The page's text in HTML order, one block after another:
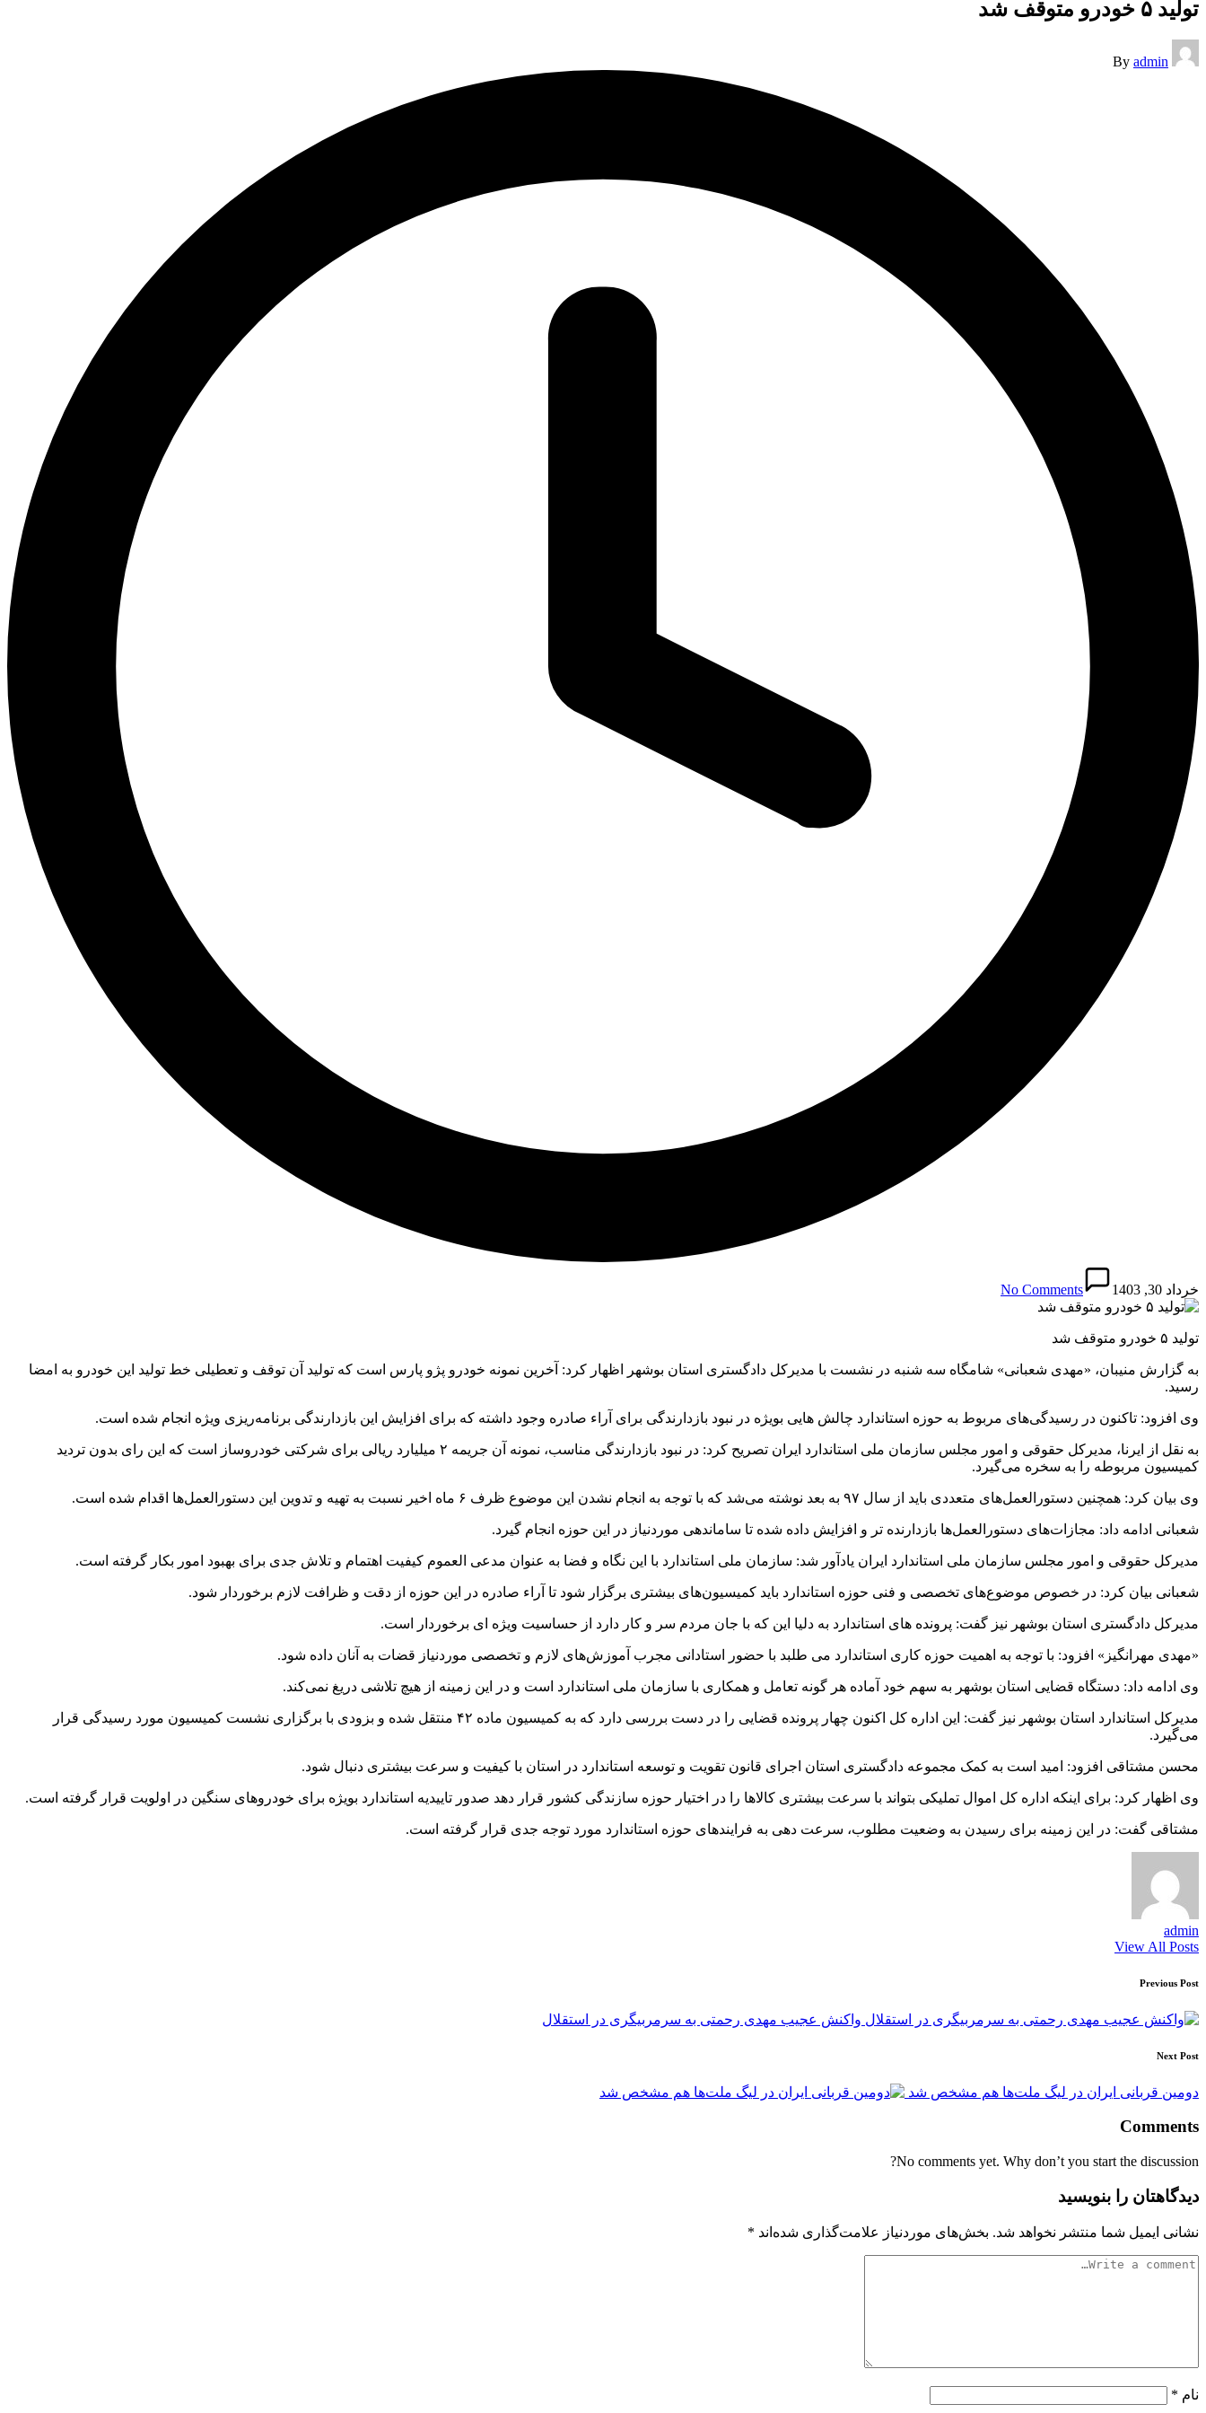
تولید ۵ خودرو متوقف شد
Posted
by
By admin
خرداد 30, 1403 No Comments
تولید ۵ خودرو متوقف شد
به گزارش منیبان، «مهدی شعبانی» شامگاه سه شنبه در نشست با مدیرکل دادگستری استان بوشهر اظهار کرد: آخرین نمونه خودرو پژو پارس است که تولید آن توقف و تعطیلی خط تولید این خودرو به امضا
رسید.
وی افزود: تاکنون در رسیدگی‌های مربوط به حوزه استاندارد چالش هایی بویژه در نبود بازدارندگی برای آراء صادره وجود داشته که برای افزایش این بازدارندگی برنامه‌ریزی ویژه انجام شده است.
به نقل از ایرنا، مدیرکل حقوقی و امور مجلس سازمان ملی استاندارد ایران تصریح کرد: در نبود بازدارندگی مناسب، نمونه آن جریمه ۲ میلیارد ریالی برای شرکتی خودروساز است که این رای بدون تردید
کمیسیون مربوطه را به سخره می‌گیرد.
وی بیان کرد: همچنین دستورالعمل‌های متعددی باید از سال ۹۷ به بعد نوشته می‌شد که با توجه به انجام نشدن این موضوع ظرف ۶ ماه اخیر نسبت به تهیه و تدوین این دستورالعمل‌ها اقدام شده است.
شعبانی ادامه داد: مجازات‌های دستورالعمل‌ها بازدارنده تر و افزایش داده شده تا ساماندهی موردنیاز در این حوزه انجام گیرد.
مدیرکل حقوقی و امور مجلس سازمان ملی استاندارد ایران یادآور شد: سازمان ملی استاندارد با این نگاه و فضا به عنوان مدعی العموم کیفیت اهتمام و تلاش جدی برای بهبود امور بکار گرفته است.
شعبانی بیان کرد: در خصوص موضوع‌های تخصصی و فنی حوزه استاندارد باید کمیسیون‌های بیشتری برگزار شود تا آراء صادره در این حوزه از دقت و ظرافت لازم برخوردار شود.
مدیرکل دادگستری استان بوشهر نیز گفت: پرونده های استاندارد به دلیا این که با جان مردم سر و کار دارد از حساسیت ویژه ای برخوردار است.
«مهدی مهرانگیز» افزود: با توجه به اهمیت حوزه کاری استاندارد می طلبد با حضور استادانی مجرب آموزش‌های لازم و تخصصی موردنیاز قضات به آنان داده شود.
وی ادامه داد: دستگاه قضایی استان بوشهر به سهم خود آماده هر گونه تعامل و همکاری با سازمان ملی استاندارد است و در این زمینه از هیچ تلاشی دریغ نمی‌کند.
مدیرکل استاندارد استان بوشهر نیز گفت: این اداره کل اکنون چهار پرونده قضایی را در دست بررسی دارد که به کمیسیون ماده ۴۲ منتقل شده و بزودی با برگزاری نشست کمیسیون مورد رسیدگی قرار
می‌گیرد.
محسن مشتاقی افزود: امید است به کمک مجموعه دادگستری استان اجرای قانون تقویت و توسعه استاندارد در استان با کیفیت و سرعت بیشتری دنبال شود.
وی اظهار کرد: برای اینکه اداره کل اموال تملیکی بتواند با سرعت بیشتری کالاها را در اختیار حوزه سازندگی کشور قرار دهد صدور تاییدیه استاندارد بویژه برای خودروهای سنگین در اولویت قرار گرفته است.
مشتاقی گفت: در این زمینه برای رسیدن به وضعیت مطلوب، سرعت دهی به فرایندهای حوزه استاندارد مورد توجه جدی قرار گرفته است.
admin
View All Posts
Post
navigation
Previous Post
واکنش عجیب مهدی رحمتی به سرمربیگری در استقلال
Next Post
دومین قربانی ایران در لیگ ملت‌ها هم مشخص شد
Comments
No comments yet. Why don’t you start the discussion?
دیدگاهتان را بنویسید
نشانی ایمیل شما منتشر نخواهد شد. بخش‌های موردنیاز علامت‌گذاری شده‌اند *
نام *